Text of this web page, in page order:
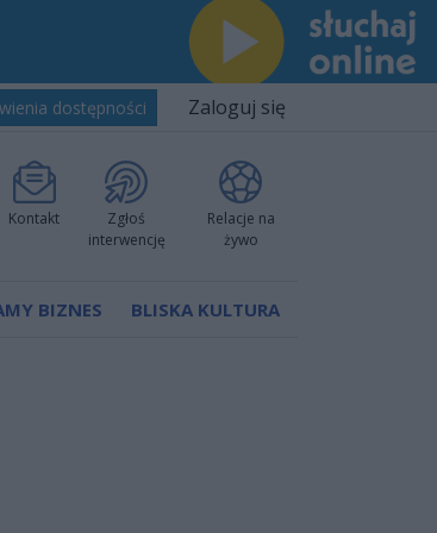
dostępności Zaloguj się
Kontakt
Zgłoś
interwencję
Relacje na
żywo
BIZNES BLISKA KULTURA